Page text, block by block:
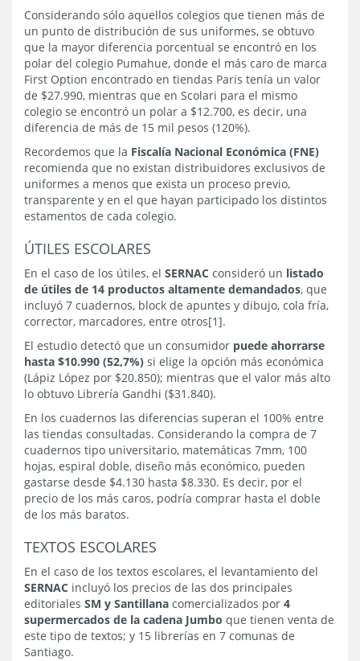
Considerando sólo aquellos colegios que tienen más de
un punto de distribución de sus uniformes, se obtuvo
que la mayor diferencia porcentual se encontró en los
polar del colegio Pumahue, donde el más caro de marca
First Option encontrado en tiendas Paris tenía un valor
de $27.990, mientras que en Scolari para el mismo
colegio se encontró un polar a $12.700, es decir, una
diferencia de más de 15 mil pesos (120%).
Recordemos que la Fiscalía Nacional Económica (FNE)
recomienda que no existan distribuidores exclusivos de
uniformes a menos que exista un proceso previo,
transparente y en el que hayan participado los distintos
estamentos de cada colegio.
ÚTILES ESCOLARES
En el caso de los útiles, el SERNAC consideró un listado
de útiles de 14 productos altamente demandados, que
incluyó 7 cuadernos, block de apuntes y dibujo, cola fría,
corrector, marcadores, entre otros[1].
El estudio detectó que un consumidor puede ahorrarse
hasta $10.990 (52,7%) si elige la opción más económica
(Lápiz López por $20.850); mientras que el valor más alto
lo obtuvo Librería Gandhi ($31.840).
En los cuadernos las diferencias superan el 100% entre
las tiendas consultadas. Considerando la compra de 7
cuadernos tipo universitario, matemáticas 7mm, 100
hojas, espiral doble, diseño más económico, pueden
gastarse desde $4.130 hasta $8.330. Es decir, por el
precio de los más caros, podría comprar hasta el doble
de los más baratos.
TEXTOS ESCOLARES
En el caso de los textos escolares, el levantamiento del
SERNAC incluyó los precios de las dos principales
editoriales SM y Santillana comercializados por 4
supermercados de la cadena Jumbo que tienen venta de
este tipo de textos; y 15 librerías en 7 comunas de
Santiago.